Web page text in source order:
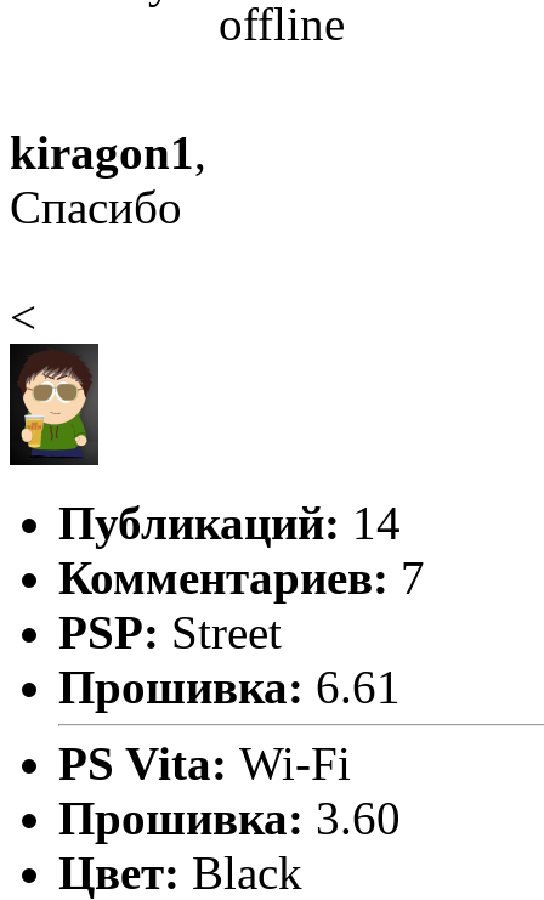
kiragon1 ,
Спасибо
<
Публикаций: 14
Комментариев: 7
PSP: Street
Прошивка: 6.61
PS Vita: Wi-Fi
Прошивка: 3.60
Цвет: Black